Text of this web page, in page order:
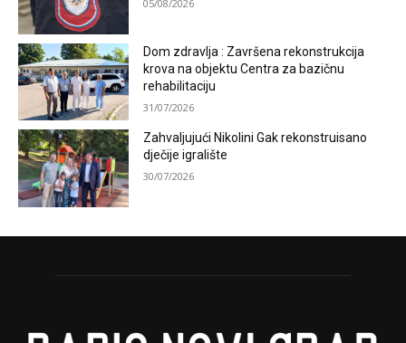
05/08/2026
Dom zdravlja : Završena rekonstrukcija
krova na objektu Centra za bazičnu
rehabilitaciju
31/07/2026
Zahvaljujući Nikolini Gak rekonstruisano
dječije igralište
30/07/2026